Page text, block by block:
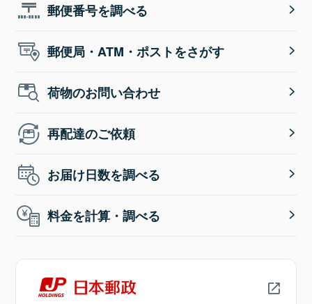
郵便番号を調べる
郵便局・ATM・ポストをさがす
荷物のお問い合わせ
再配達のご依頼
お届け日数を調べる
料金を計算・調べる